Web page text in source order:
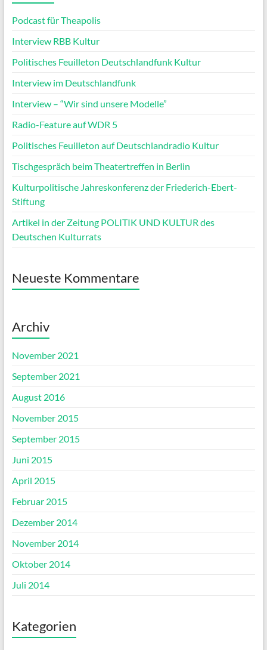
Podcast für Theapolis
Interview RBB Kultur
Politisches Feuilleton Deutschlandfunk Kultur
Interview im Deutschlandfunk
Interview – “Wir sind unsere Modelle”
Radio-Feature auf WDR 5
Politisches Feuilleton auf Deutschlandradio Kultur
Tischgespräch beim Theatertreffen in Berlin
Kulturpolitische Jahreskonferenz der Friederich-Ebert-
Stiftung
Artikel in der Zeitung POLITIK UND KULTUR des
Deutschen Kulturrats
Neueste Kommentare
Archiv
November 2021
September 2021
August 2016
November 2015
September 2015
Juni 2015
April 2015
Februar 2015
Dezember 2014
November 2014
Oktober 2014
Juli 2014
Kategorien